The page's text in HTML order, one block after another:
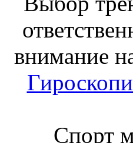
внимание
Спорт